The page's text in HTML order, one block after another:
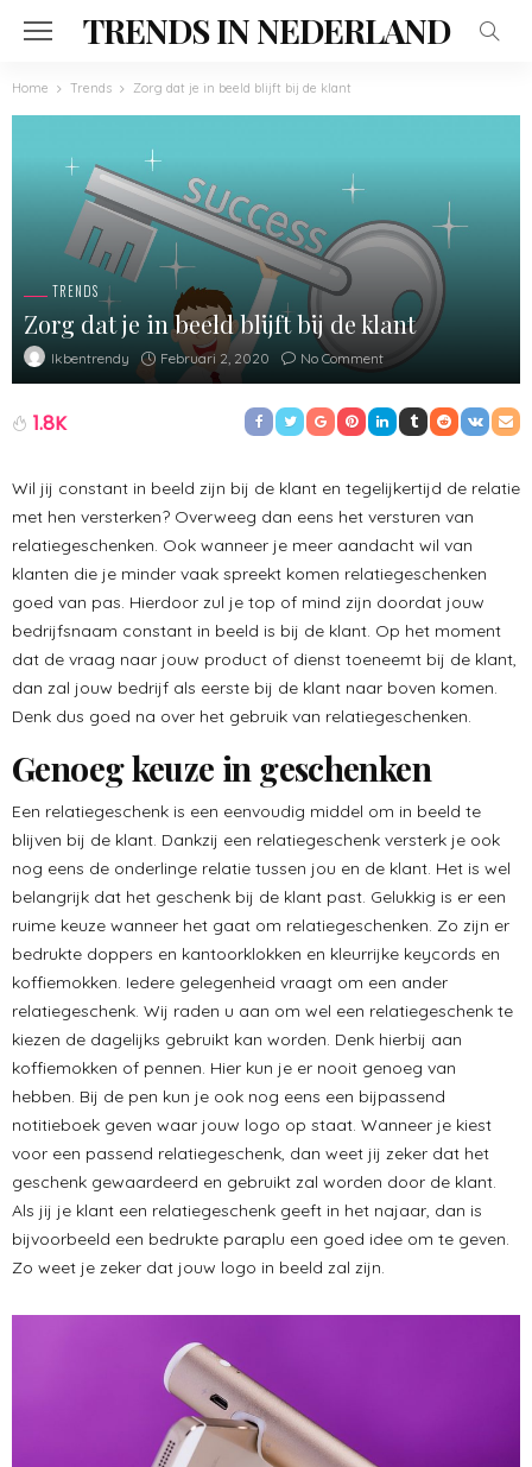
TRENDS IN NEDERLAND
Home Trends Zorg dat je in beeld blijft bij de klant
TRENDS
Zorg dat je in beeld blijft bij de klant
Ikbentrendy Februari 2, 2020 No Comment
1.8K
Wil jij constant in beeld zijn bij de klant en tegelijkertijd de relatie
met hen versterken? Overweeg dan eens het versturen van
relatiegeschenken. Ook wanneer je meer aandacht wil van
klanten die je minder vaak spreekt komen relatiegeschenken
goed van pas. Hierdoor zul je top of mind zijn doordat jouw
bedrijfsnaam constant in beeld is bij de klant. Op het moment
dat de vraag naar jouw product of dienst toeneemt bij de klant,
dan zal jouw bedrijf als eerste bij de klant naar boven komen.
Denk dus goed na over het gebruik van relatiegeschenken.
Genoeg keuze in geschenken
Een relatiegeschenk is een eenvoudig middel om in beeld te
blijven bij de klant. Dankzij een relatiegeschenk versterk je ook
nog eens de onderlinge relatie tussen jou en de klant. Het is wel
belangrijk dat het geschenk bij de klant past. Gelukkig is er een
ruime keuze wanneer het gaat om relatiegeschenken. Zo zijn er
bedrukte doppers en kantoorklokken en kleurrijke keycords en
koffiemokken. Iedere gelegenheid vraagt om een ander
relatiegeschenk. Wij raden u aan om wel een relatiegeschenk te
kiezen de dagelijks gebruikt kan worden. Denk hierbij aan
koffiemokken of pennen. Hier kun je er nooit genoeg van
hebben. Bij de pen kun je ook nog eens een bijpassend
notitieboek geven waar jouw logo op staat. Wanneer je kiest
voor een passend relatiegeschenk, dan weet jij zeker dat het
geschenk gewaardeerd en gebruikt zal worden door de klant.
Als jij je klant een relatiegeschenk geeft in het najaar, dan is
bijvoorbeeld een bedrukte paraplu een goed idee om te geven.
Zo weet je zeker dat jouw logo in beeld zal zijn.